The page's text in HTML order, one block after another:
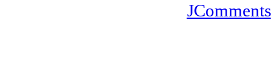
JComments